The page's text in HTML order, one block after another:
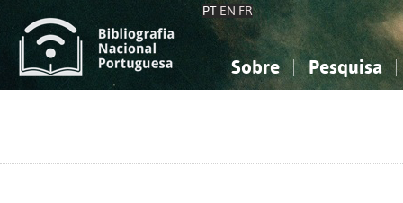
PT EN FR
Sobre Pesquisa